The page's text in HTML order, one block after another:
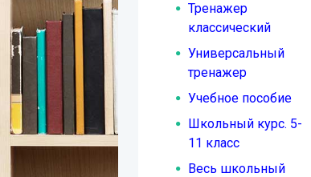
Тренажер
классический
Универсальный
тренажер
Учебное пособие
Школьный курс. 5-
11 класс
Весь школьный